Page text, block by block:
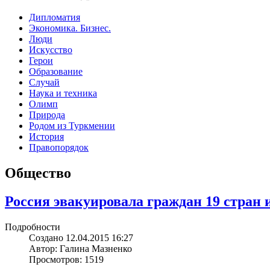
Дипломатия
Экономика. Бизнес.
Люди
Искусство
Герои
Образование
Случай
Наука и техника
Олимп
Природа
Родом из Туркмении
История
Правопорядок
Общество
Россия эвакуировала граждан 19 стран
Подробности
Создано 12.04.2015 16:27
Автор: Галина Мазненко
Просмотров: 1519